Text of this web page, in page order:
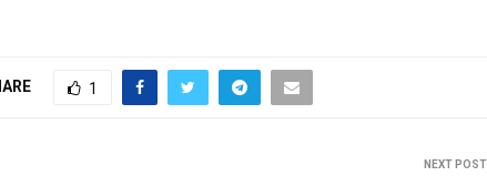
1
NEXT POST